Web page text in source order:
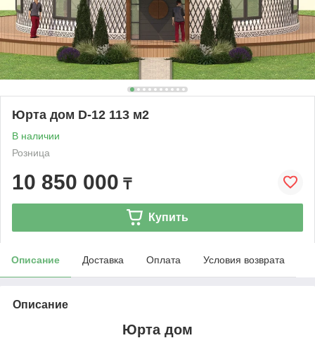
Юрта дом D-12 113 м2
В наличии
Розница
10 850 000 ₸
Купить
Описание Доставка Оплата Условия возврата
Описание
Юрта дом